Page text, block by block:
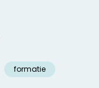
formatie